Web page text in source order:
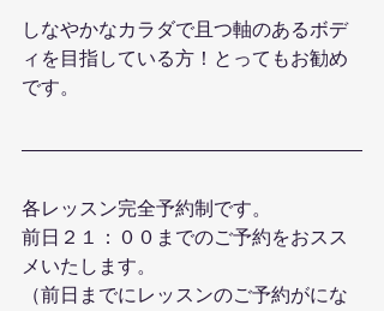
しなやかなカラダで且つ軸のあるボデ
ィを目指している方！とってもお勧め
です。
各レッスン完全予約制です。
前日２１：００までのご予約をおスス
メいたします。
（前日までにレッスンのご予約がにな